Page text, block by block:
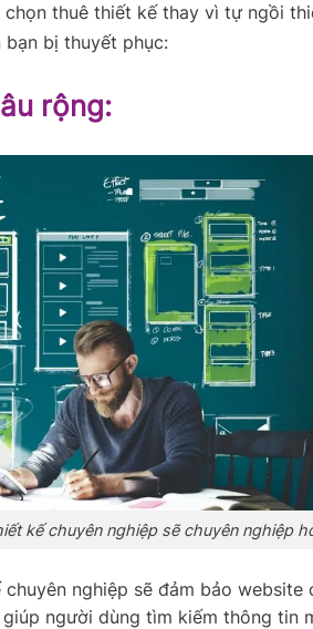
chọn thuê thiết kế thay vì tự ngồi
bạn bị thuyết phục:
rộng:
kế chuyên nghiệp sẽ chuyên nghiệp
nghiệp sẽ đảm bảo website
người dùng tìm kiếm thông tin